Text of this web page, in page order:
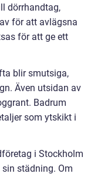
dörrhandtag,
för att avlägsna
för att ge ett
blir smutsiga,
Även utsidan av
Badrum
som ytskikt i
i Stockholm
städning. Om